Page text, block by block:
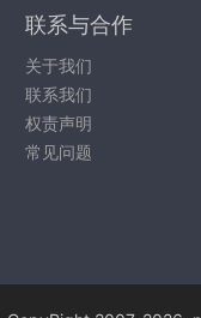
联系与合作
关于我们
联系我们
权责声明
常见问题